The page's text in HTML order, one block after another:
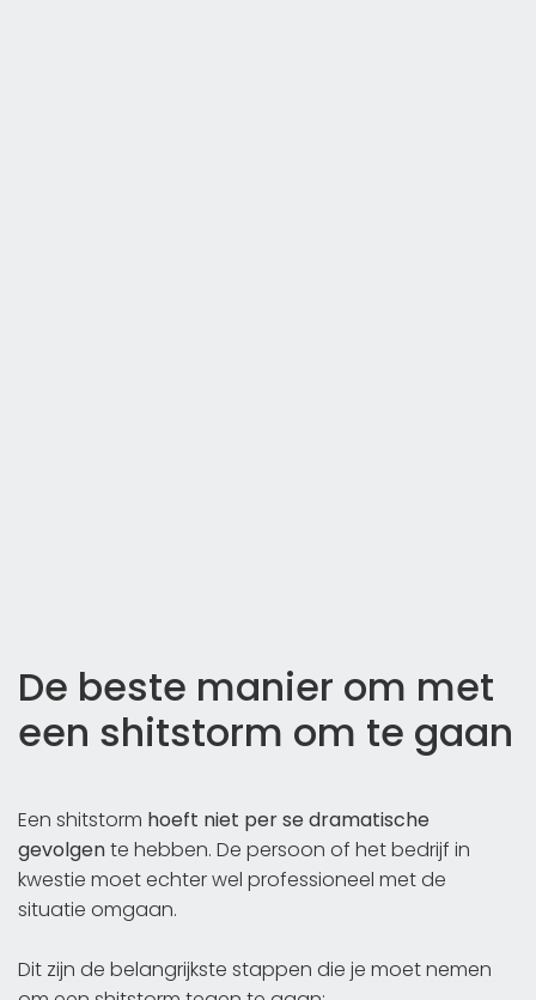
De beste manier om met
een shitstorm om te gaan
Een shitstorm hoeft niet per se dramatische
gevolgente hebben. De persoon of het bedrijf in
kwestie moet echter wel professioneel met de
situatie omgaan.
Dit zijn de belangrijkste stappen die je moet nemen